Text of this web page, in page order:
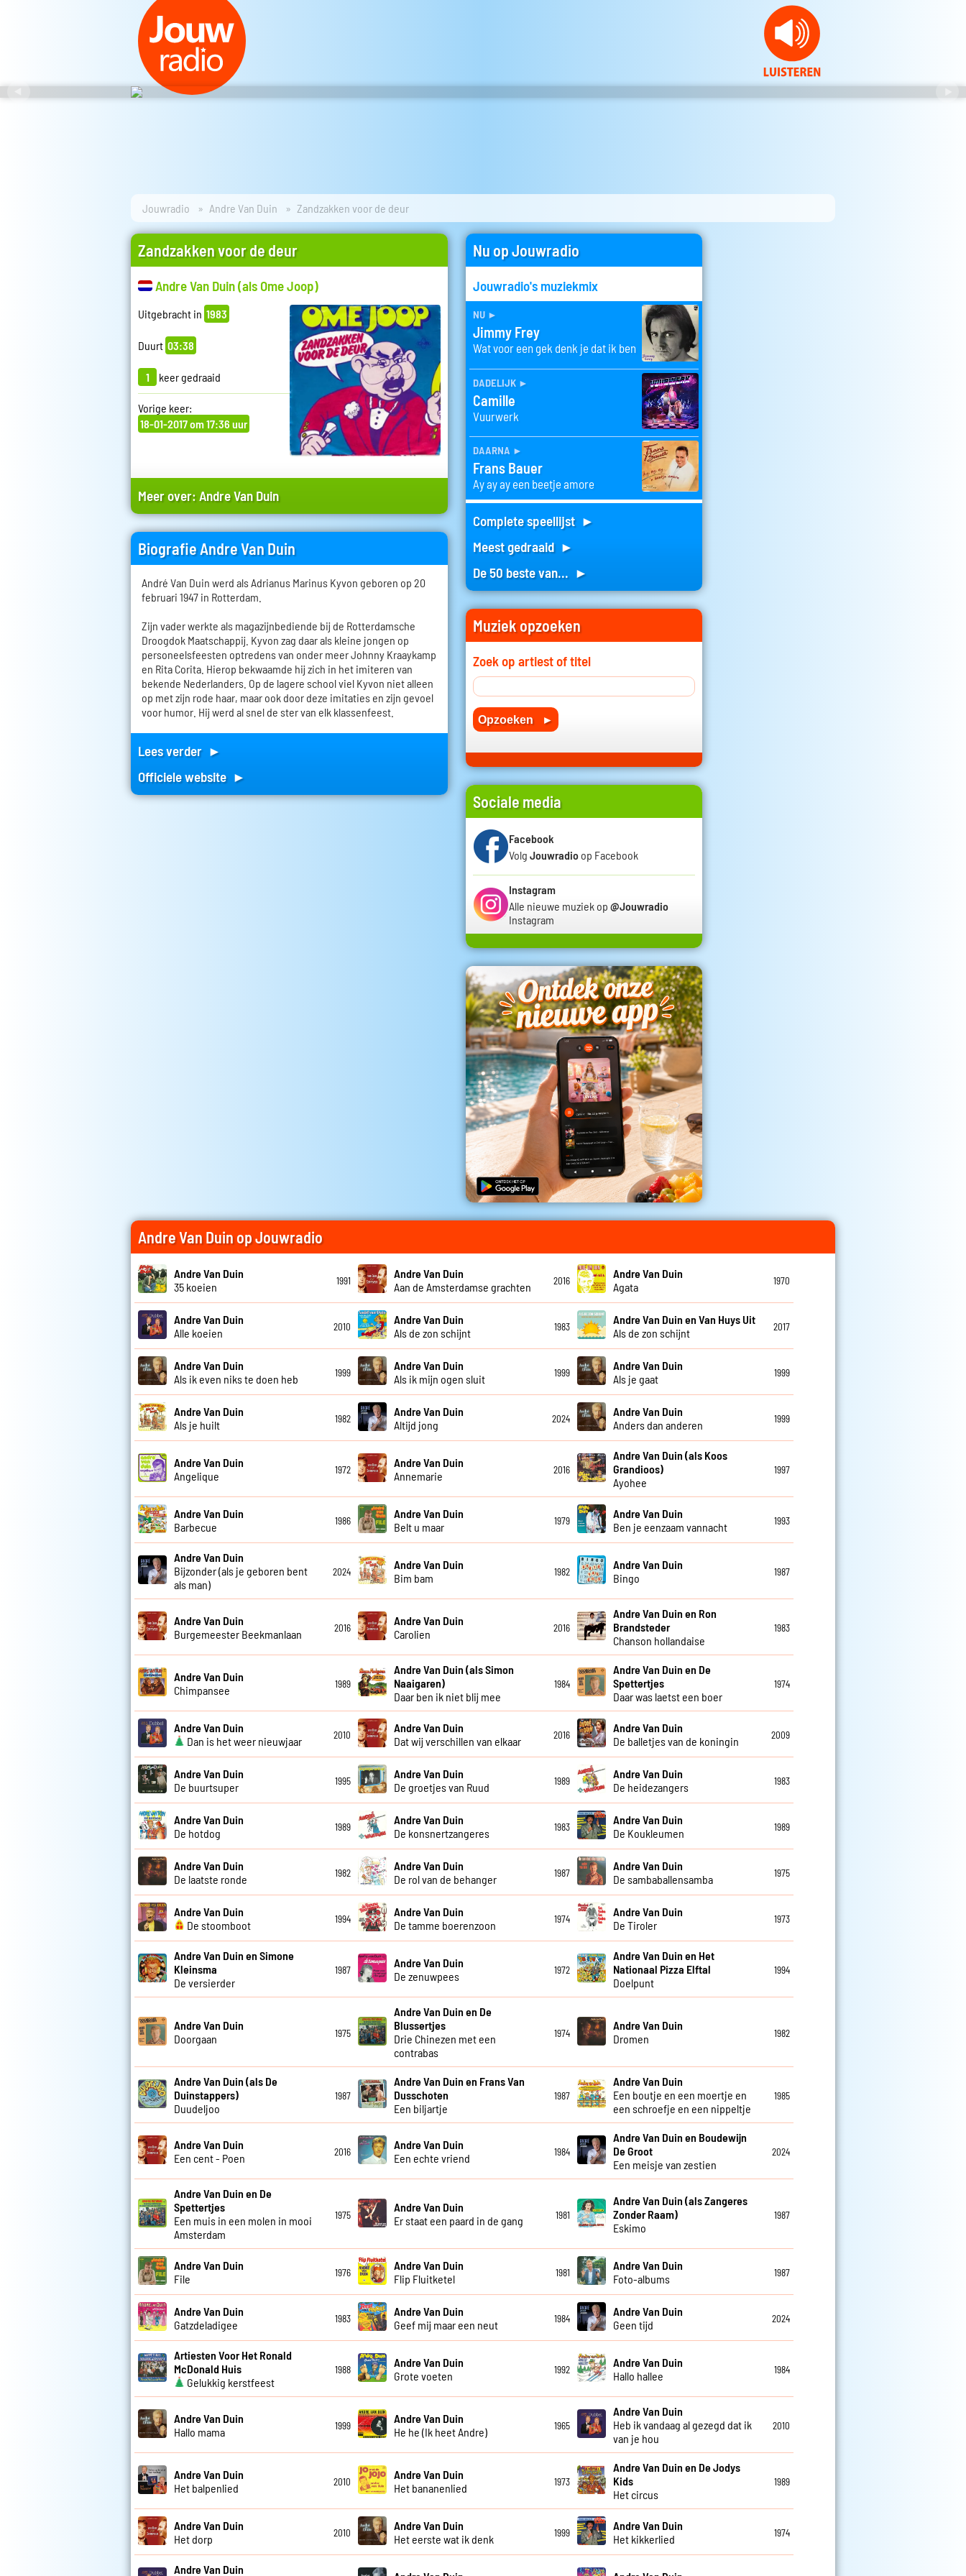
Jouwradio Andre Van Duin Zandzakken voor de deur
Zandzakken voor de deur
Andre Van Duin (als Ome Joop)
Uitgebracht in 1983
Duurt 03:38
1 keer gedraaid
Vorige keer:
18-01-2017 om 17:36 uur
Meer over:Andre Van Duin
Biografie Andre Van Duin
André Van Duin werd als Adrianus Marinus Kyvon geboren op 20
februari 1947 in Rotterdam.
Zijn vader werkte als magazijnbediende bij de Rotterdamsche
Droogdok Maatschappij. Kyvon zag daar als kleine jongen op
personeelsfeesten optredens van onder meer Johnny Kraaykamp
en Rita Corita. Hierop bekwaamde hij zich in het imiteren van
bekende Nederlanders. Op de lagere school viel Kyvon niet alleen
op met zijn rode haar, maar ook door deze imitaties en zijn gevoel
voor humor. Hij werd al snel de ster van elk klassenfeest.
Lees verder ►
Officiele website ►
Nu op Jouwradio
Jouwradio's muziekmix
nu ►
Jimmy Frey
Wat voor een gek denk je dat ik ben
dadelijk ►
Camille
Vuurwerk
daarna ►
Frans Bauer
Ay ay ay een beetje amore
Complete speellijst ►
Meest gedraaid ►
De 50 beste van... ►
Muziek opzoeken
Zoek op artiest of titel
Sociale media
Facebook
Volg Jouwradio op Facebook
Instagram
Alle nieuwe muziek op @Jouwradio
Instagram
Andre Van Duin op Jouwradio
Andre Van Duin
35 koeien
1991
Andre Van Duin
Aan de Amsterdamse grachten
2016
Andre Van Duin
Agata
1970
Andre Van Duin
Alle koeien
2010
Andre Van Duin
Als de zon schijnt
1983
Andre Van Duin en Van Huys Uit
Als de zon schijnt
2017
Andre Van Duin
Als ik even niks te doen heb
1999
Andre Van Duin
Als ik mijn ogen sluit
1999
Andre Van Duin
Als je gaat
1999
Andre Van Duin
Als je huilt
1982
Andre Van Duin
Altijd jong
2024
Andre Van Duin
Anders dan anderen
1999
Andre Van Duin
Angelique
1972
Andre Van Duin
Annemarie
2016
Andre Van Duin (als Koos
Grandioos)
Ayohee
1997
Andre Van Duin
Barbecue
1986
Andre Van Duin
Belt u maar
1979
Andre Van Duin
Ben je eenzaam vannacht
1993
Andre Van Duin
Bijzonder (als je geboren bent
als man)
2024
Andre Van Duin
Bim bam
1982
Andre Van Duin
Bingo
1987
Andre Van Duin
Burgemeester Beekmanlaan
2016
Andre Van Duin
Carolien
2016
Andre Van Duin en Ron
Brandsteder
Chanson hollandaise
1983
Andre Van Duin
Chimpansee
1989
Andre Van Duin (als Simon
Naaigaren)
Daar ben ik niet blij mee
1984
Andre Van Duin en De
Spettertjes
Daar was laetst een boer
1974
Andre Van Duin
Dan is het weer nieuwjaar
2010
Andre Van Duin
Dat wij verschillen van elkaar
2016
Andre Van Duin
De balletjes van de koningin
2009
Andre Van Duin
De buurtsuper
1995
Andre Van Duin
De groetjes van Ruud
1989
Andre Van Duin
De heidezangers
1983
Andre Van Duin
De hotdog
1989
Andre Van Duin
De konsnertzangeres
1983
Andre Van Duin
De Koukleumen
1989
Andre Van Duin
De laatste ronde
1982
Andre Van Duin
De rol van de behanger
1987
Andre Van Duin
De sambaballensamba
1975
Andre Van Duin
De stoomboot
1994
Andre Van Duin
De tamme boerenzoon
1974
Andre Van Duin
De Tiroler
1973
Andre Van Duin en Simone
Kleinsma
De versierder
1987
Andre Van Duin
De zenuwpees
1972
Andre Van Duin en Het
Nationaal Pizza Elftal
Doelpunt
1994
Andre Van Duin
Doorgaan
1975
Andre Van Duin en De
Blussertjes
Drie Chinezen met een
contrabas
1974
Andre Van Duin
Dromen
1982
Andre Van Duin (als De
Duinstappers)
Duudeljoo
1987
Andre Van Duin en Frans Van
Dusschoten
Een biljartje
1987
Andre Van Duin
Een boutje en een moertje en
een schroefje en een nippeltje
1985
Andre Van Duin
Een cent - Poen
2016
Andre Van Duin
Een echte vriend
1984
Andre Van Duin en Boudewijn
De Groot
Een meisje van zestien
2024
Andre Van Duin en De
Spettertjes
Een muis in een molen in mooi
Amsterdam
1975
Andre Van Duin
Er staat een paard in de gang
1981
Andre Van Duin (als Zangeres
Zonder Raam)
Eskimo
1987
Andre Van Duin
File
1976
Andre Van Duin
Flip Fluitketel
1981
Andre Van Duin
Foto-albums
1987
Andre Van Duin
Gatzdeladigee
1983
Andre Van Duin
Geef mij maar een neut
1984
Andre Van Duin
Geen tijd
2024
Artiesten Voor Het Ronald
McDonald Huis
Gelukkig kerstfeest
1988
Andre Van Duin
Grote voeten
1992
Andre Van Duin
Hallo hallee
1984
Andre Van Duin
Hallo mama
1999
Andre Van Duin
He he (Ik heet Andre)
1965
Andre Van Duin
Heb ik vandaag al gezegd dat ik
van je hou
2010
Andre Van Duin
Het balpenlied
2010
Andre Van Duin
Het bananenlied
1973
Andre Van Duin en De Jodys
Kids
Het circus
1989
Andre Van Duin
Het dorp
2010
Andre Van Duin
Het eerste wat ik denk
1999
Andre Van Duin
Het kikkerlied
1974
Andre Van Duin